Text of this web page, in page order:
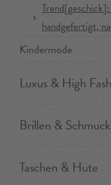
handgefertigt,
Kindermode
Luxus & High
Brillen & Schmuck
Taschen & Hüte